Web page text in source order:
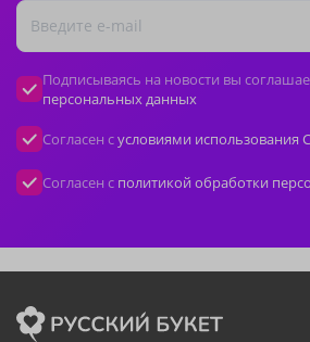
Подписываясь на новости вы
персональных данных
Согласен сусловиями использования
Согласен с политикой обработки